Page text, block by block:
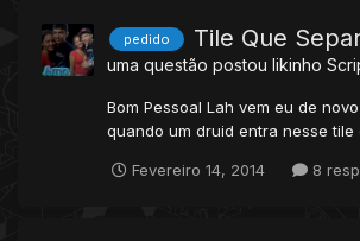
pedido Tile Que
uma questão postou likinho
Bom Pessoal Lah vem eu de
quando um druid entra nesse
Fevereiro 14, 2014 8